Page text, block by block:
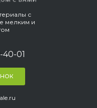
с
мелким и
01